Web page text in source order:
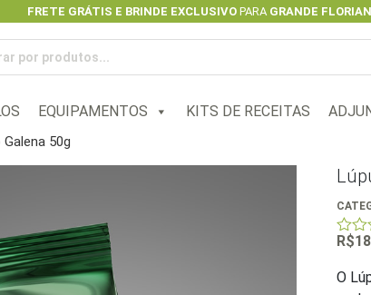
FRETE GRÁTIS E BRINDE EXCLUSIVOPARA GRANDE
EQUIPAMENTOS KITS DE RECEITAS
Galena 50g
0
of
5
R$
O